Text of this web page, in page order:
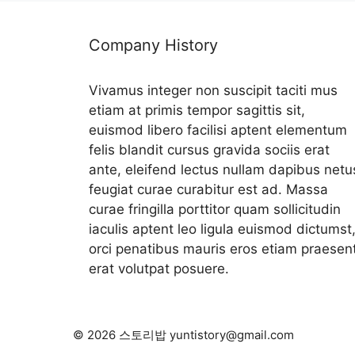
Company History
Vivamus integer non suscipit taciti mus
etiam at primis tempor sagittis sit,
euismod libero facilisi aptent elementum
felis blandit cursus gravida sociis erat
ante, eleifend lectus nullam dapibus
feugiat curae curabitur est ad. Massa
curae fringilla porttitor quam sollicitudin
iaculis aptent leo ligula euismod dictumst,
orci penatibus mauris eros etiam
erat volutpat posuere.
© 2026 스토리밥 yuntistory@gmail.com